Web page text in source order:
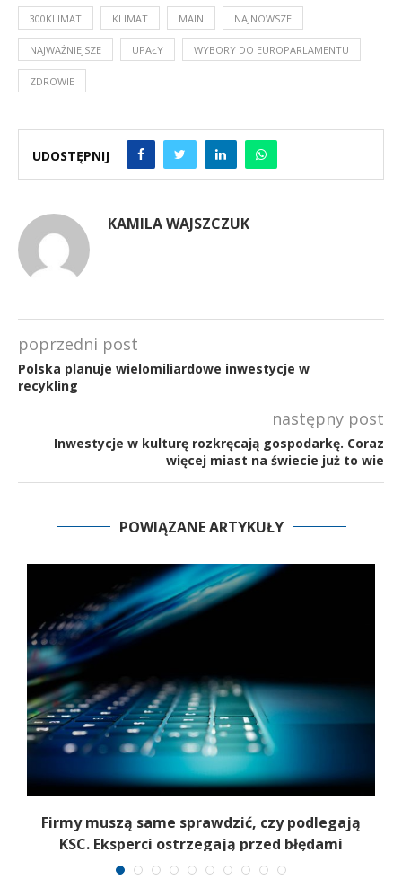
300KLIMAT KLIMAT MAIN NAJNOWSZE
NAJWAŻNIEJSZE UPAŁY WYBORY DO EUROPARLAMENTU
ZDROWIE
UDOSTĘPNIJ
KAMILA WAJSZCZUK
poprzedni post
Polska planuje wielomiliardowe inwestycje w
recykling
następny post
Inwestycje w kulturę rozkręcają gospodarkę. Coraz
więcej miast na świecie już to wie
POWIĄZANE ARTYKUŁY
Firmy muszą same sprawdzić, czy podlegają
KSC. Eksperci ostrzegają przed błędami